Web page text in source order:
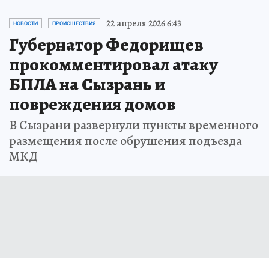
НОВОСТИ ПРОИСШЕСТВИЯ 22 апреля 2026 6:43
Губернатор Федорищев
прокомментировал атаку
БПЛА на Сызрань и
повреждения домов
В Сызрани развернули пункты временного
размещения после обрушения подъезда
МКД